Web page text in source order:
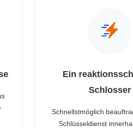
Ein
Schlosser
Schnellstmöglich
Schlüsseldienst